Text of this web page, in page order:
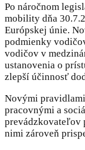
Po náročnom
mobility dňa
Európskej únie.
podmienky
vodičov v
ustanovenia o
zlepší účinnosť
Novými
pracovnými a
prevádzkovateľov
nimi zároveň